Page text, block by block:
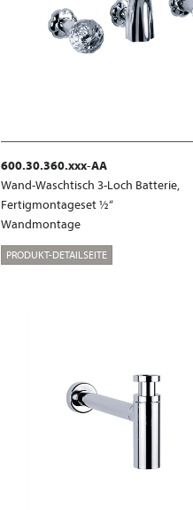
600.30.360.xxx-AA
Wand-Waschtisch 3-Loch Batterie,
Fertigmontageset ½“
Wandmontage
PRODUKT-DETAILSEITE